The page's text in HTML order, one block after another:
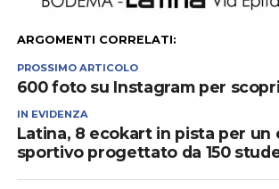
ARGOMENTI CORRELATI:
PROSSIMO ARTICOLO
600 foto su Instagram per
IN EVIDENZA
Latina, 8 ecokart in pista per un
sportivo progettato da 150